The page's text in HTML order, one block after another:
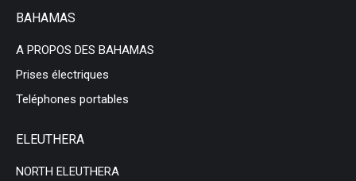
BAHAMAS
A PROPOS DES BAHAMAS
Prises électriques
Teléphones portables
ELEUTHERA
NORTH ELEUTHERA